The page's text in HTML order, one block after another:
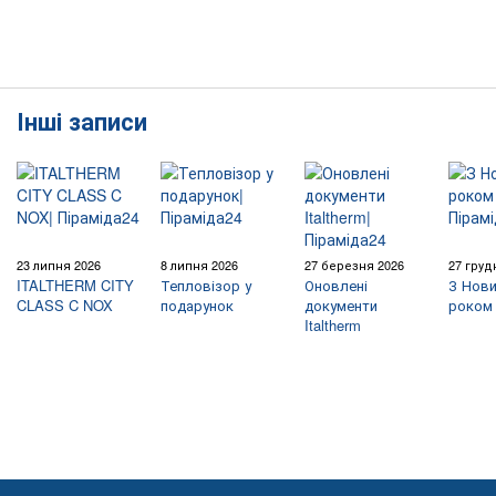
Інші записи
23 липня 2026
ITALTHERM CITY
CLASS C NOX
8 липня 2026
Тепловізор у
подарунок
27 березня 2026
Оновлені
документи
Italtherm
27
З
роком